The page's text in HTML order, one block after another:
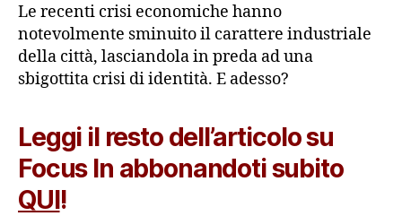
Le recenti crisi economiche hanno
notevolmente sminuito il carattere industriale
della città, lasciandola in preda ad una
sbigottita crisi di identità. E adesso?
Leggi il resto dell’articolo su
Focus In abbonandoti subito
QUI!